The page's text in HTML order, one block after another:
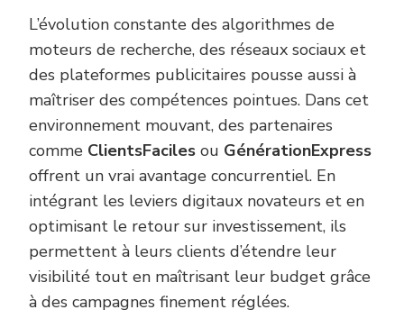
L’évolution constante des algorithmes de
moteurs de recherche, des réseaux sociaux et
des plateformes publicitaires pousse aussi à
maîtriser des compétences pointues. Dans cet
environnement mouvant, des partenaires
comme ClientsFaciles ou GénérationExpress
offrent un vrai avantage concurrentiel. En
intégrant les leviers digitaux novateurs et en
optimisant le retour sur investissement, ils
permettent à leurs clients d’étendre leur
visibilité tout en maîtrisant leur budget grâce
à des campagnes finement réglées.